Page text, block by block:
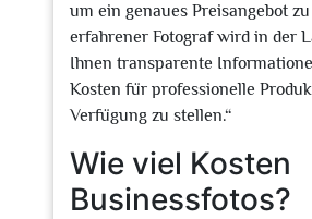
um ein genaues Preisangebot
erfahrener Fotograf wird in der
Ihnen transparente
Kosten für professionelle
Verfügung zu stellen.“
Wie viel Kosten
Businessfotos?